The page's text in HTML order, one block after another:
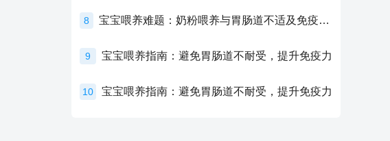
8 宝宝喂养难题：奶粉喂养与胃肠道不适及免疫力提升的奥秘
9 宝宝喂养指南：避免胃肠道不耐受，提升免疫力
10 宝宝喂养指南：避免胃肠道不耐受，提升免疫力